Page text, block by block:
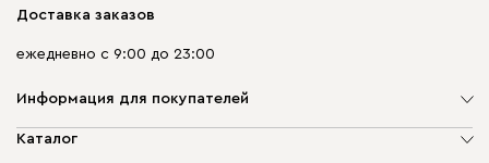
Доставка заказов
ежедневно с 9:00 до 23:00
Информация для покупателей
О компании
Каталог